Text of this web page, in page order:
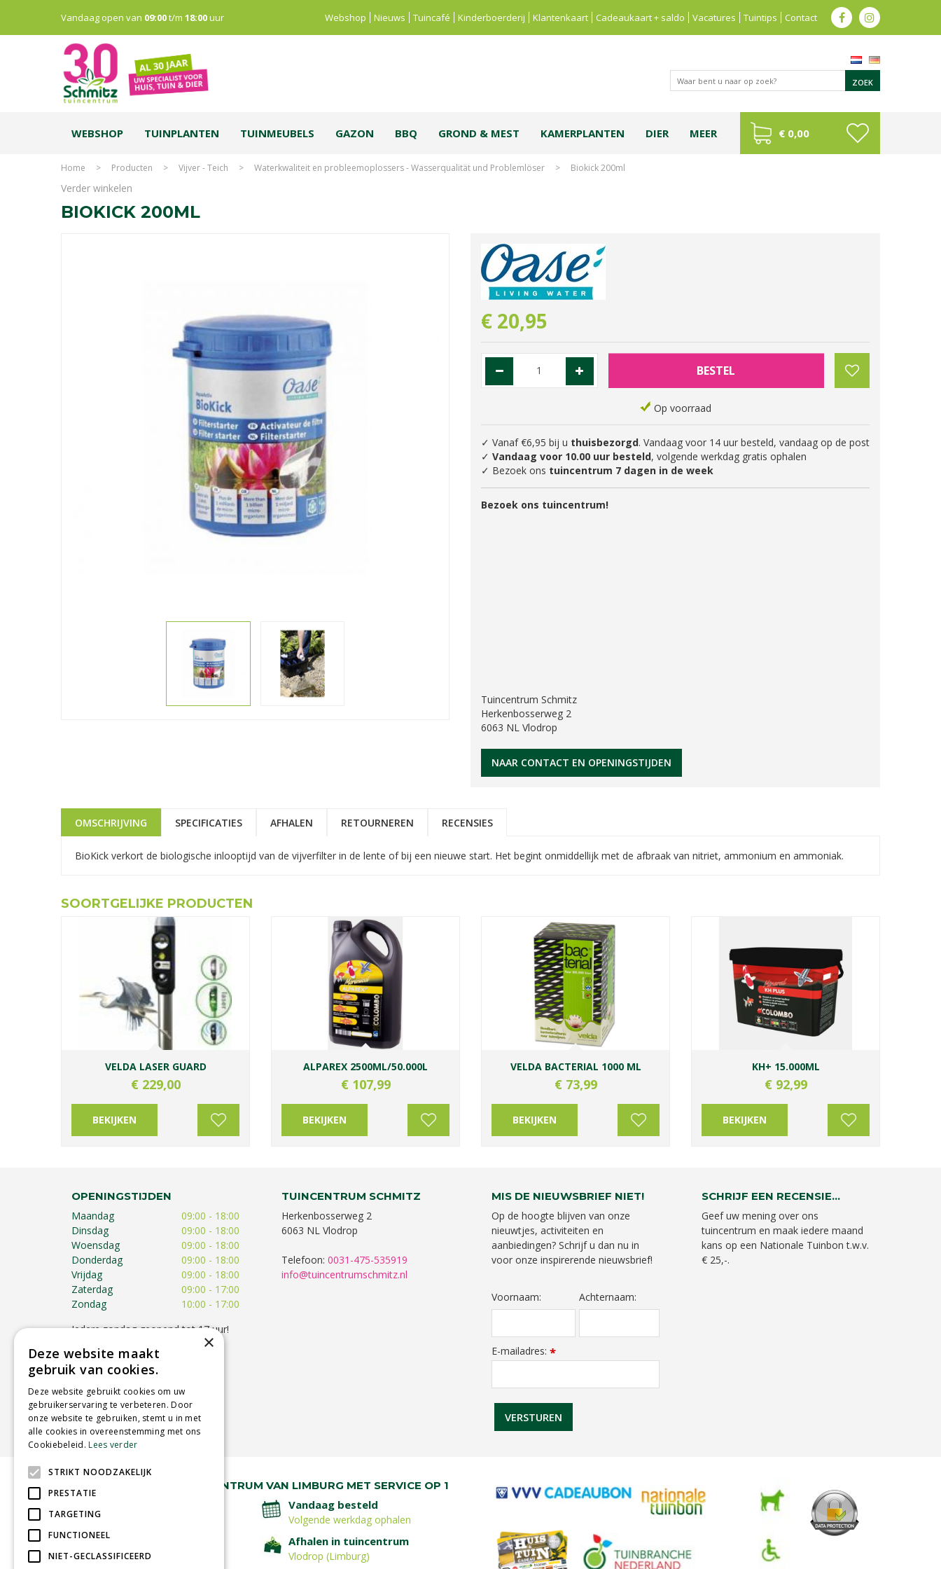
Home > Producten > Vijver - Teich > Waterkwaliteit en probleemoplossers - Wasserqualität und Problemlöser > Biokick 200ml
Vandaag open van 09:00t/m 18:00uur Webshop Nieuws Tuincafé Kinderboerderij Klantenkaart Cadeaukaart + saldo Vacatures Tuintips Contact
WEBSHOP TUINPLANTEN TUINMEUBELS GAZON BBQ GROND & MEST KAMERPLANTEN DIER MEER € 0,00
Verder winkelen
BIOKICK 200ML
€ 20,95
Op voorraad
✓ Vanaf €6,95 bij u thuisbezorgd. Vandaag voor 14 uur besteld, vandaag op de post
✓ Vandaag voor 10.00 uur besteld, volgende werkdag gratis ophalen
✓ Bezoek ons tuincentrum 7 dagen in de week
Bezoek ons tuincentrum!
Tuincentrum Schmitz
Herkenbosserweg 2
6063 NL Vlodrop
NAAR CONTACT EN OPENINGSTIJDEN
OMSCHRIJVING SPECIFICATIES AFHALEN RETOURNEREN RECENSIES
BioKick verkort de biologische inlooptijd van de vijverfilter in de lente of bij een nieuwe start. Het begint onmiddellijk met de afbraak van nitriet, ammonium en ammoniak.
SOORTGELIJKE PRODUCTEN
VELDA LASER GUARD
€ 229,00
BEKIJKEN
ALPAREX 2500ML/50.000L
€ 107,99
BEKIJKEN
VELDA BACTERIAL 1000 ML
€ 73,99
BEKIJKEN
KH+ 15.000ML
€ 92,99
BEKIJKEN
OPENINGSTIJDEN
Maandag
09:00 - 18:00
Dinsdag
09:00 - 18:00
Woensdag
09:00 - 18:00
Donderdag
09:00 - 18:00
Vrijdag
09:00 - 18:00
Zaterdag
09:00 - 17:00
Zondag
10:00 - 17:00
Iedere zondag geopend tot 17 uur!
openingstijden afwijken!
Toon alle openingstijden
TUINCENTRUM SCHMITZ
Herkenbosserweg 2
6063 NL Vlodrop
Telefoon: 0031-475-535919
info@tuincentrumschmitz.nl
MIS DE NIEUWSBRIEF NIET!
Op de hoogte blijven van onze
nieuwtjes, activiteiten en
aanbiedingen? Schrijf u dan nu in
voor onze inspirerende nieuwsbrief!
Voornaam: Achternaam:
E-mailadres: *
SCHRIJF EEN RECENSIE...
Geef uw mening over ons
tuincentrum en maak iedere maand
kans op een Nationale Tuinbon t.w.v.
€ 25,-.
RUIM 30 JAAR HÉT TUINCENTRUM VAN LIMBURG MET SERVICE OP 1
Vandaag besteld
Volgende werkdag ophalen
Betaal veilig
met iDeal - Wero
Afhalen in tuincentrum
Vlodrop (Limburg)
×
Deze website maakt
gebruik van cookies.
Deze website gebruikt cookies om uw
gebruikerservaring te verbeteren. Door
onze website te gebruiken, stemt u in met
alle cookies in overeenstemming met ons
Cookiebeleid.Lees verder
STRIKT NOODZAKELIJK
PRESTATIE
TARGETING
FUNCTIONEEL
NIET-GECLASSIFICEERD